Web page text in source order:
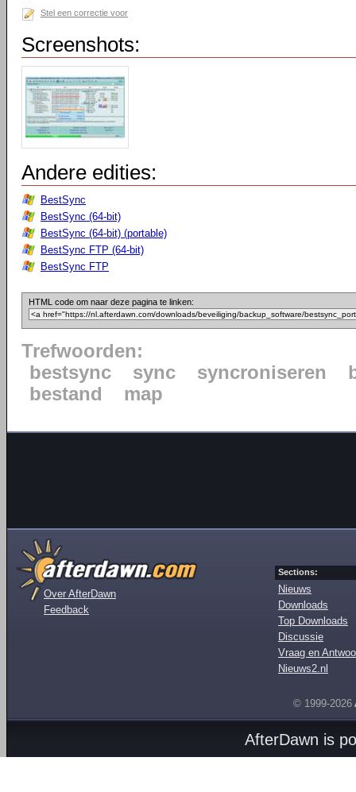
Stel een correctie voor
Screenshots:
Andere edities:
BestSync
BestSync (64-bit)
BestSync (64-bit) (portable)
BestSync FTP (64-bit)
BestSync FTP
HTML code om naar deze pagina te linken:
Trefwoorden:
bestsync
sync syncroniseren
bestand
map
Over AfterDawn
Feedback
Sections:
Nieuws
Downloads
Top Downloads
Discussie
Vraag en
Nieuws2.nl
© 1999-2026
AfterDawn is